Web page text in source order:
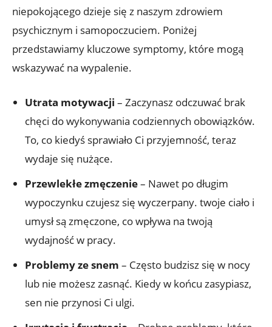
niepokojącego dzieje się z naszym zdrowiem
psychicznym i samopoczuciem. Poniżej
przedstawiamy kluczowe symptomy, które mogą
wskazywać na wypalenie.
Utrata motywacji – Zaczynasz odczuwać brak
chęci do wykonywania codziennych obowiązków.
To, co kiedyś sprawiało Ci przyjemność, teraz
wydaje się nużące.
Przewlekłe zmęczenie– Nawet po długim
wypoczynku czujesz się wyczerpany. twoje ciało i
umysł są zmęczone, co wpływa na twoją
wydajność w pracy.
Problemy ze snem – Często budzisz się w nocy
lub nie możesz zasnąć. Kiedy w końcu zasypiasz,
sen nie przynosi Ci ulgi.